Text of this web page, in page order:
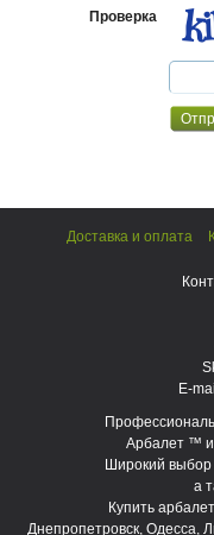
Проверка
Арбалет ™
Широкий выбор
а
Купить
Днепропетровск, Одесса,
Доставка и оплата
E-